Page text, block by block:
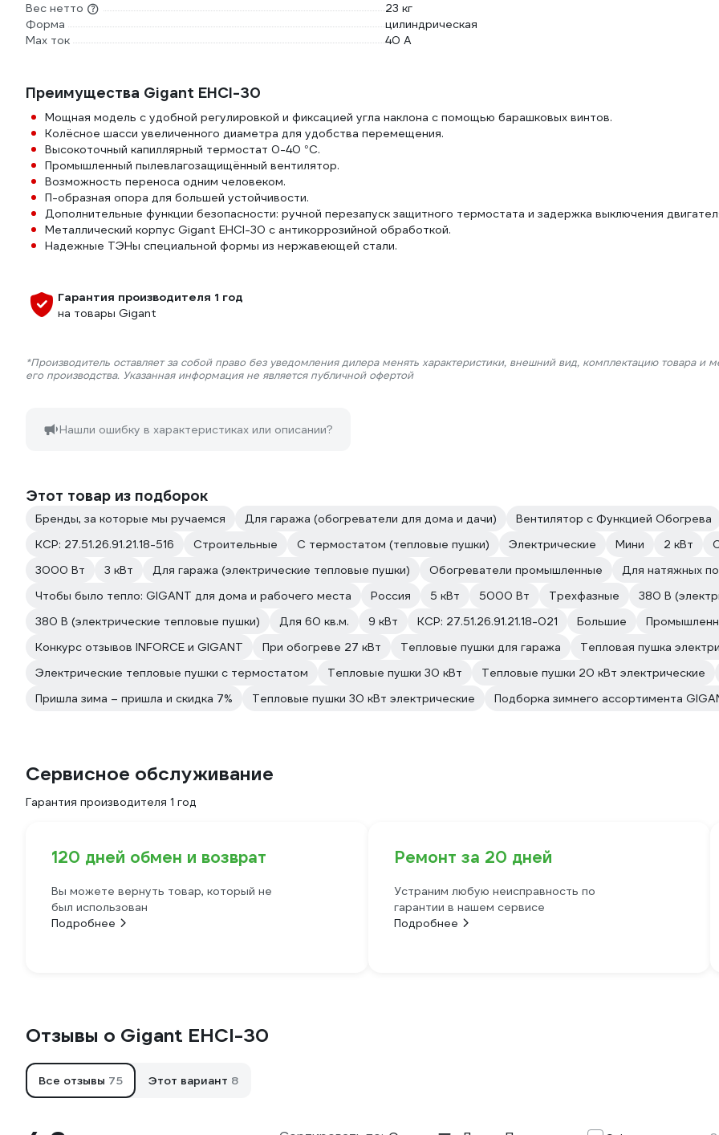
Вес нетто
23 кг
Форма
цилиндрическая
Max ток
40 А
Преимущества Gigant EHCI-30
Мощная модель с удобной регулировкой и фиксацией угла наклона с помощью барашковых винтов.
Колёсное шасси увеличенного диаметра для удобства перемещения.
Высокоточный капиллярный термостат 0-40 °С.
Промышленный пылевлагозащищённый вентилятор.
Возможность переноса одним человеком.
П-образная опора для большей устойчивости.
Дополнительные функции безопасности: ручной перезапуск защитного термостата и задержка выключения
Металлический корпус Gigant EHCI-30 с антикоррозийной обработкой.
Надежные ТЭНы специальной формы из нержавеющей стали.
Гарантия производителя 1 год
на товары Gigant
*Производитель оставляет за собой право без уведомления дилера менять характеристики, внешний вид, комплектацию товара и
его производства. Указанная информация не является публичной офертой
Нашли ошибку в характеристиках или описании?
Этот товар из подборок
Бренды, за которые мы ручаемся Для гаража (обогреватели для дома и дачи) Вентилятор с Функцией Обогрева
КСР: 27.51.26.91.21.18-516
Строительные С термостатом (тепловые пушки) Электрические Мини 2 кВт
3000 Вт
3 кВт Для гаража (электрические тепловые пушки) Обогреватели промышленные
Для натяжных
Чтобы было тепло: GIGANT для дома и рабочего места
Россия 5 кВт 5000 Вт Трехфазные
380 В
380 В (электрические тепловые пушки)
Для 60 кв.м. 9 кВт КСР: 27.51.26.91.21.18-021 Большие
Конкурс отзывов INFORCE и GIGANT
При обогреве 27 кВт Тепловые пушки для гаража Тепловая пушка
Электрические тепловые пушки с термостатом
Тепловые пушки 30 кВт Тепловые пушки 20 кВт электрические
Пришла зима – пришла и скидка 7%
Тепловые пушки 30 кВт электрические Подборка зимнего ассортимента
Сервисное обслуживание
Гарантия производителя 1 год
120 дней обмен и возврат
Вы можете вернуть товар, который не
был использован
Подробнее
Ремонт за 20 дней
Устраним любую неисправность по
гарантии в нашем сервисе
Подробнее
Отзывы о Gigant EHCI-30
Все отзывы 75 Этот вариант 8